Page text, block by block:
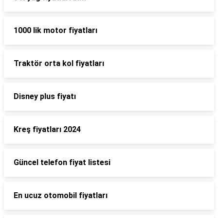
1000 lik motor fiyatları
Traktör orta kol fiyatları
Disney plus fiyatı
Kreş fiyatları 2024
Güncel telefon fiyat listesi
En ucuz otomobil fiyatları